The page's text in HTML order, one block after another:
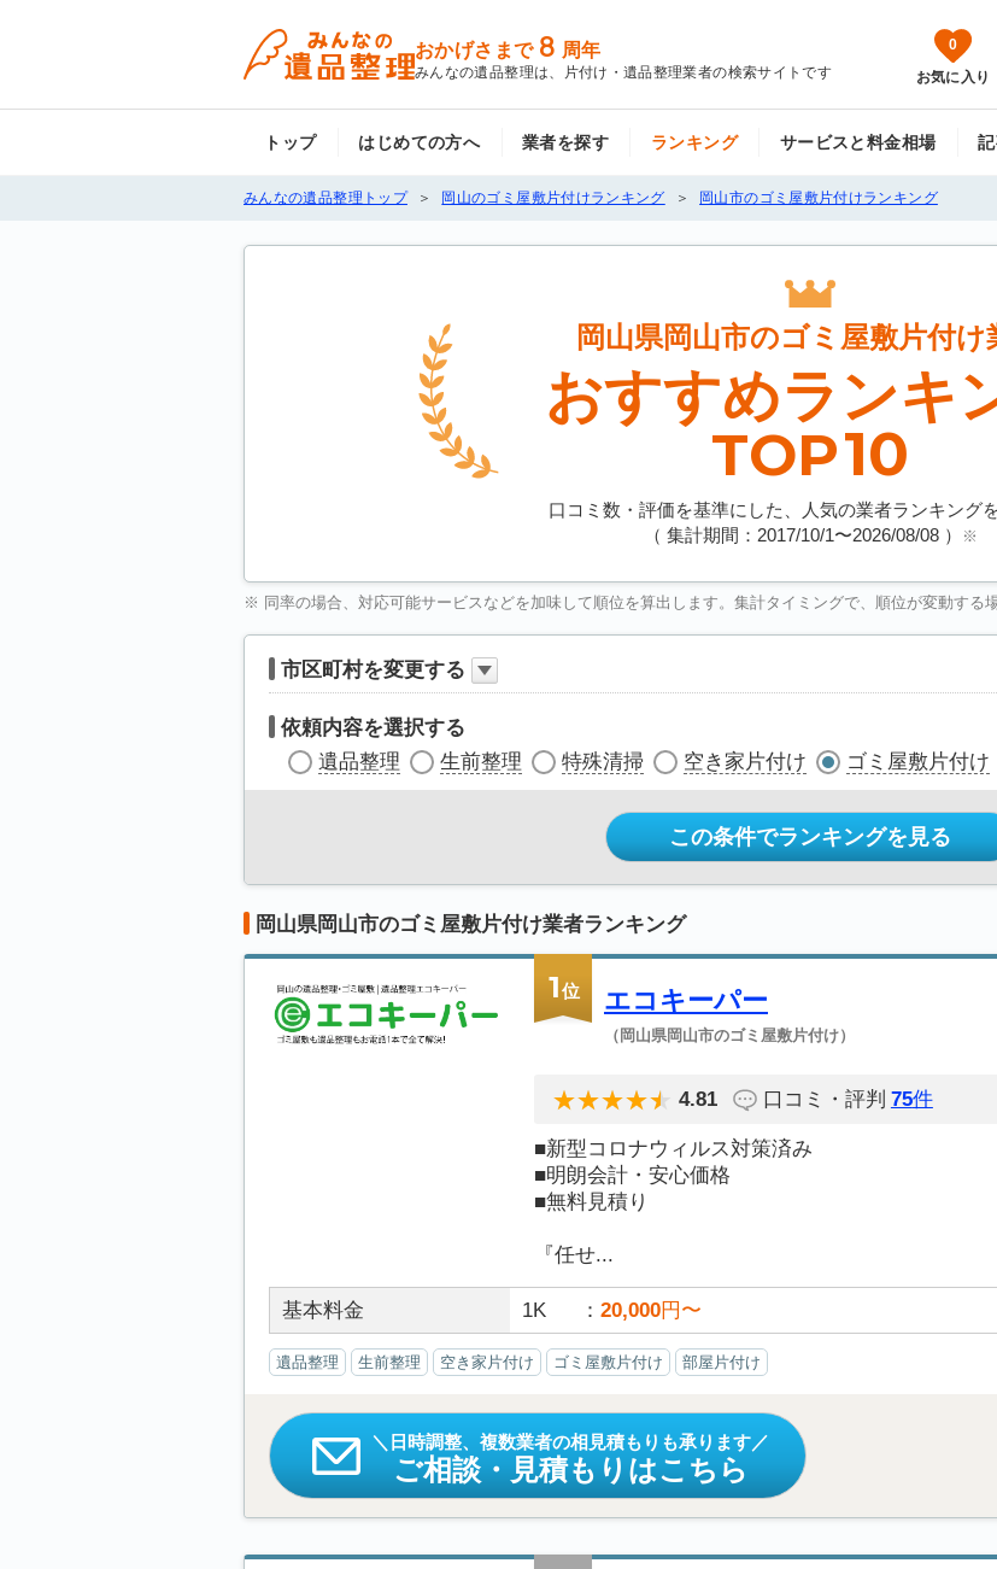
おかげさまで 8 周年
みんなの遺品整理は、片付け・遺品整理業者の検索サイトです
0
お気に入り
トップ はじめての方へ 業者を探す ランキング サービスと料金相場
みんなの遺品整理トップ 岡山のゴミ屋敷片付けランキング 岡山市のゴミ屋敷片付けランキング
岡山県岡山市のゴミ屋敷片付け
おすすめランキ
TOP10
口コミ数・評価を基準にした、人気の業者ランキングを
（ 集計期間：2017/10/1〜2026/08/08） ※
※ 同率の場合、対応可能サービスなどを加味して順位を算出します。集計タイミングで、順位が変動する
市区町村を変更する
依頼内容を選択する
遺品整理
生前整理 特殊清掃 空き家片付け ゴミ屋敷片付け
この条件でランキングを見る
岡山県岡山市のゴミ屋敷片付け業者ランキング
1位 エコキーパー
（岡山県岡山市のゴミ屋敷片付け）
4.81 口コミ・評判 75件
■新型コロナウィルス対策済み
■明朗会計・安心価格
■無料見積り
『任せ...
基本料金 1K 20,000円〜
遺品整理 生前整理 空き家片付け ゴミ屋敷片付け 部屋片付け
日時調整、複数業者の相見積もりも承ります
ご相談・見積もりはこちら